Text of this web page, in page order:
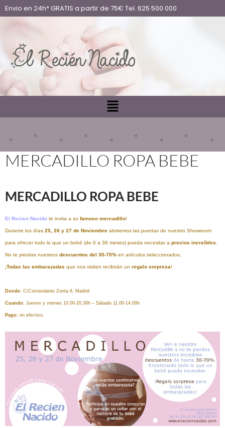
Envio en 24h* GRATIS a partir de 75€ Tel. 625 500 000
MERCADILLO ROPA BEBE
MERCADILLO ROPA BEBE
El Recien Nacido te invita a su famoso mercadillo!
Durante los días 25, 26 y 27 de Noviembre abriremos las puertas de nuestro Showroom
para ofrecer todo lo que un bebé (de 0 a 36 meses) pueda necesitar a precios increíbles.
No te pierdas nuestros descuentos del 30-70% en artículos seleccionados.
¡Todas las embarazadas que nos visiten recibirán un regalo sorpresa!
Donde: C/Comandante Zorita 6, Madrid
Cuando: Jueves y viernes 10.00-20.30h – Sábado 11.00-14.00h
Pago: en efectivo.